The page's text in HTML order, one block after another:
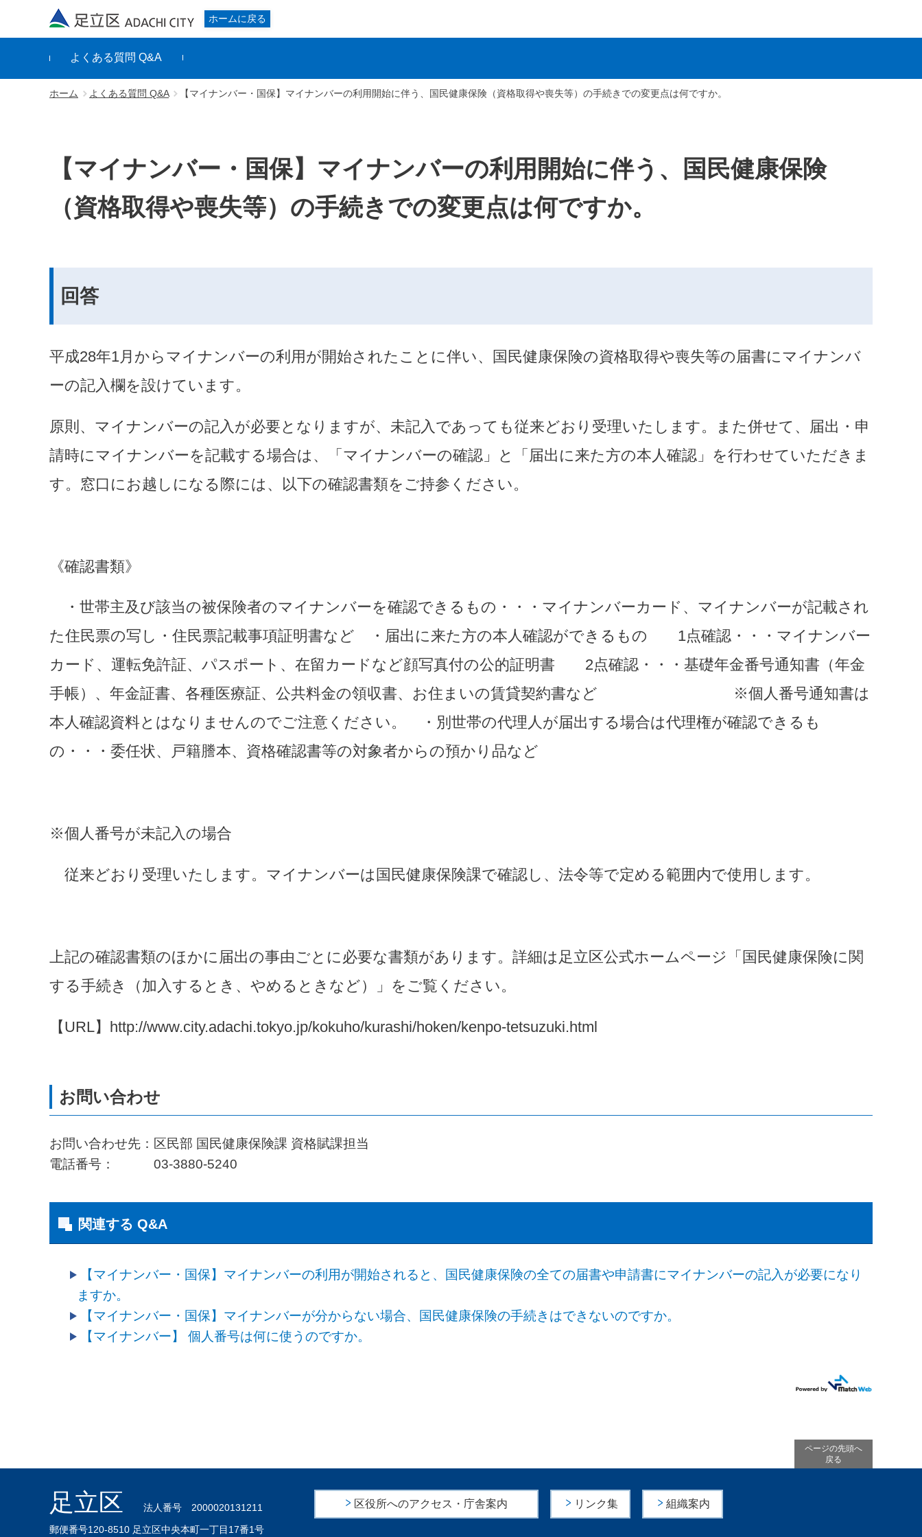
足立区
ホームに戻る
よくある質問 Q&A
ホーム よくある質問 Q&A 【マイナンバー・国保】マイナンバーの利用開始に伴う、国民健康保険（資格取得や喪失等）の手続きでの変更点は何ですか。
【マイナンバー・国保】マイナンバーの利用開始に伴う、国民健康保険
（資格取得や喪失等）の手続きでの変更点は何ですか。
回答
平成28年1月からマイナンバーの利用が開始されたことに伴い、国民健康保険の資格取得や喪失等の届書にマイナンバ
ーの記入欄を設けています。
原則、マイナンバーの記入が必要となりますが、未記入であっても従来どおり受理いたします。また併せて、届出・申
請時にマイナンバーを記載する場合は、「マイナンバーの確認」と「届出に来た方の本人確認」を行わせていただきま
す。窓口にお越しになる際には、以下の確認書類をご持参ください。
《確認書類》
・世帯主及び該当の被保険者のマイナンバーを確認できるもの・・・マイナンバーカード、マイナンバーが記載され
た住民票の写し・住民票記載事項証明書など　・届出に来た方の本人確認ができるもの　　1点確認・・・マイナンバー
カード、運転免許証、パスポート、在留カードなど顔写真付の公的証明書　　2点確認・・・基礎年金番号通知書（年金
手帳）、年金証書、各種医療証、公共料金の領収書、お住まいの賃貸契約書など　　　　　　　　　※個人番号通知書は
本人確認資料とはなりませんのでご注意ください。　・別世帯の代理人が届出する場合は代理権が確認できるも
の・・・委任状、戸籍謄本、資格確認書等の対象者からの預かり品など
※個人番号が未記入の場合
従来どおり受理いたします。マイナンバーは国民健康保険課で確認し、法令等で定める範囲内で使用します。
上記の確認書類のほかに届出の事由ごとに必要な書類があります。詳細は足立区公式ホームページ「国民健康保険に関
する手続き（加入するとき、やめるときなど）」をご覧ください。
【URL】http://www.city.adachi.tokyo.jp/kokuho/kurashi/hoken/kenpo-tetsuzuki.html
お問い合わせ先：区民部 国民健康保険課 資格賦課担当
電話番号： 03-3880-5240
関連する Q&A
【マイナンバー・国保】マイナンバーの利用が開始されると、国民健康保険の全ての届書や申請書にマイナンバーの記入が必要になり
ますか。
【マイナンバー・国保】マイナンバーが分からない場合、国民健康保険の手続きはできないのですか。
【マイナンバー】 個人番号は何に使うのですか。
足立区
法人番号 2000020131211
郵便番号120-8510 足立区中央本町一丁目17番1号
区役所へのアクセス・庁舎案内 リンク集 組織案内
ページの先頭へ
戻る